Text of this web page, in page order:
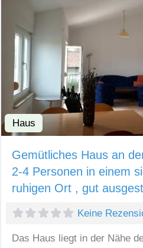
Haus
Gemütliches Haus an
2-4 Personen in einem
ruhigen Ort , gut
Keine
Das Haus liegt in der Nähe